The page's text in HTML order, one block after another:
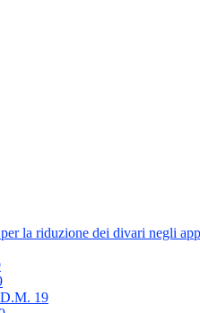
la riduzione dei divari negli
19